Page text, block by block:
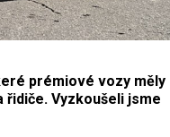
prémiové vozy měly
řidiče. Vyzkoušeli jsme